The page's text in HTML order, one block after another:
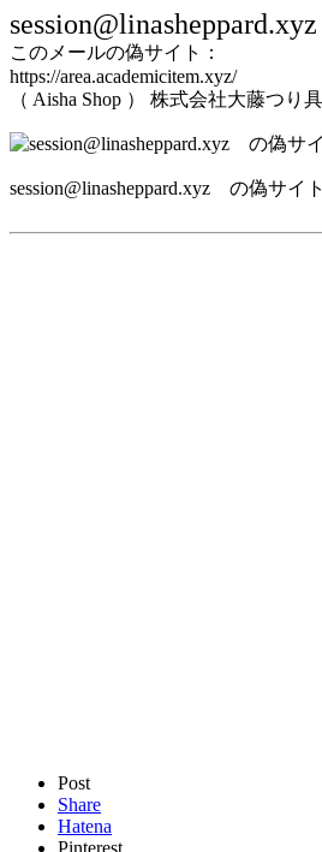
session@linasheppard.xyz
このメールの偽サイト：
https://area.academicitem.xyz/
（ Aisha Shop ） 株式会社大藤つり
session@linasheppard.xyz の偽サイト
Post
Share
Hatena
Pinterest